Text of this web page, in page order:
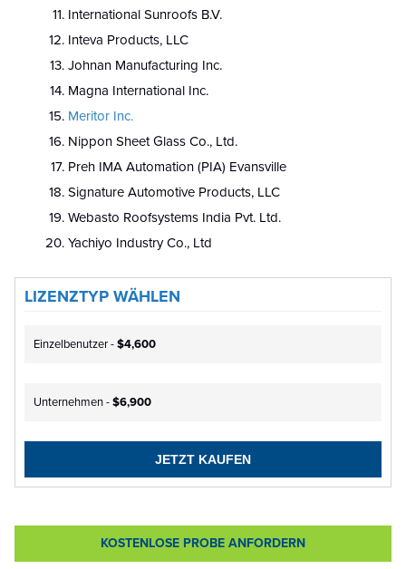
International Sunroofs B.V.
Inteva Products, LLC
Johnan Manufacturing Inc.
Magna International Inc.
Meritor Inc.
Nippon Sheet Glass Co., Ltd.
Preh IMA Automation (PIA) Evansville
Signature Automotive Products, LLC
Webasto Roofsystems India Pvt. Ltd.
Yachiyo Industry Co., Ltd
LIZENZTYP WÄHLEN
Einzelbenutzer -$4,600
Unternehmen -$6,900
JETZT KAUFEN
KOSTENLOSE PROBE ANFORDERN